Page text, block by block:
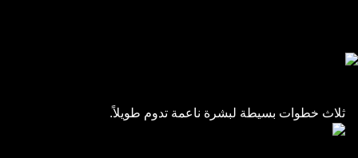
ثلاث خطوات بسيطة لبشرة ناعمة تدوم طويلاً.